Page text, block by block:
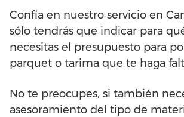
Confía en nuestro servicio en
sólo tendrás que indicar para
necesitas el presupuesto para
parquet o tarima que te haga
No te preocupes, si también
asesoramiento del tipo de